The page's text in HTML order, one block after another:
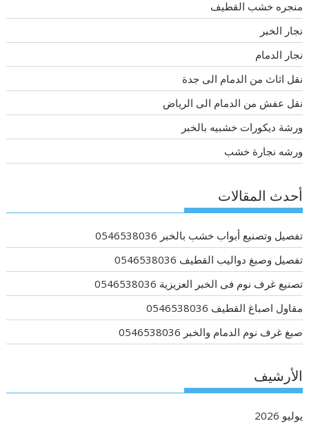
منجره خشب القطيف
نجار الخبر
نجار الدمام
نقل اثاث من الدمام الى جدة
نقل عفش من الدمام الى الرياض
ورشة ديكورات خشبيه بالخبر
ورشه نجارة خشب
أحدث المقالات
تفصيل وتصنيع أبواب خشب بالخبر 0546538036
تفصيل وصبغ دواليب القطيف 0546538036
تصنيع غرف نوم فى الخبر العزيزية 0546538036
مقاول اصباغ القطيف 0546538036
صبغ غرف نوم الدمام والخبر 0546538036
الأرشيف
يوليو 2026